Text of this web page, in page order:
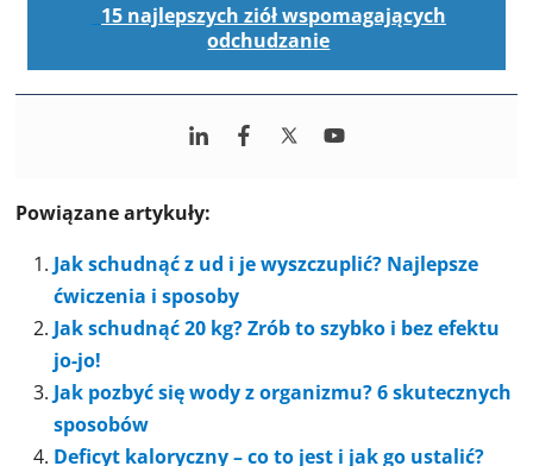
15 najlepszych ziół wspomagających
odchudzanie
Powiązane artykuły:
Jak schudnąć z ud i je wyszczuplić? Najlepsze
ćwiczenia i sposoby
Jak schudnąć 20 kg? Zrób to szybko i bez efektu
jo-jo!
Jak pozbyć się wody z organizmu? 6 skutecznych
sposobów
Deficyt kaloryczny – co to jest i jak go ustalić?